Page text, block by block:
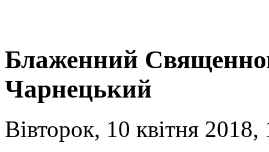
Блаженний
Чарнецький
Вівторок, 10 квітня 2018,